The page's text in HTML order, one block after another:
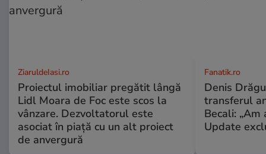
ZiaruldeIasi.ro
Proiectul imobiliar pregătit lângă
Lidl Moara de Foc este scos la
vânzare. Dezvoltatorul este
asociat în piață cu un alt proiect
de anvergură
Fanatik.ro
Denis
transferul
Becali: „Am
Update